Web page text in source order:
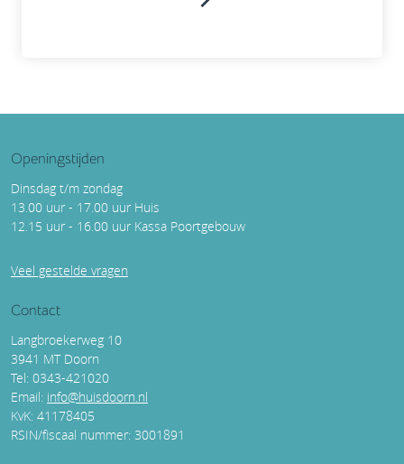
Openingstijden
Dinsdag t/m zondag
13.00 uur - 17.00 uur Huis
12.15 uur - 16.00 uur Kassa Poortgebouw
Veel gestelde vragen
Contact
Langbroekerweg 10
3941 MT Doorn
Tel: 0343-421020
Email: info@huisdoorn.nl
KvK: 41178405
RSIN/fiscaal nummer: 3001891